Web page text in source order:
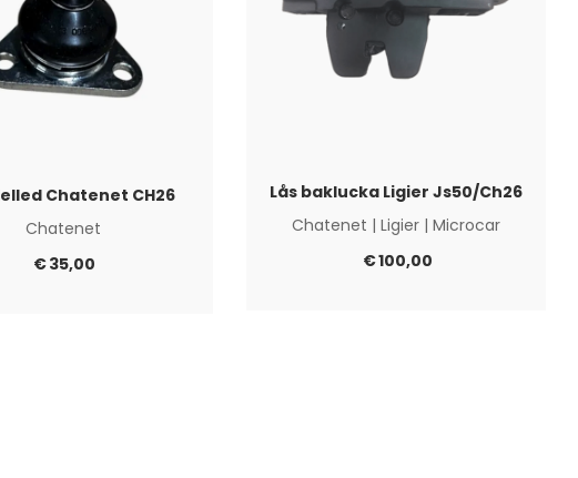
Chatenet CH26
Chatenet
€35,00
Lås baklucka Ligier Js50/Ch26
Chatenet | Ligier | Microcar
€100,00